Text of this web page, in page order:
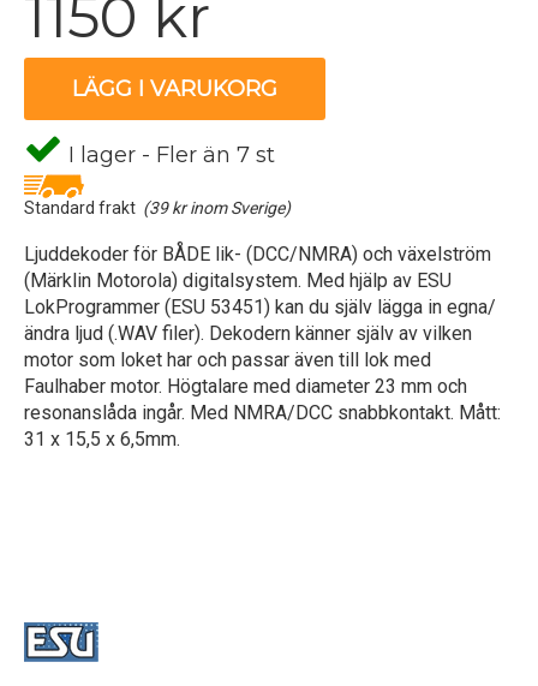
1150 kr
LÄGG I VARUKORG
I lager - Fler än 7 st
Standard frakt (39 kr inom Sverige)
Ljuddekoder för BÅDE lik- (DCC/NMRA) och växelström
(Märklin Motorola) digitalsystem. Med hjälp av ESU
LokProgrammer (ESU 53451) kan du själv lägga in egna/
ändra ljud (.WAV filer). Dekodern känner själv av vilken
motor som loket har och passar även till lok med
Faulhaber motor. Högtalare med diameter 23 mm och
resonanslåda ingår. Med NMRA/DCC snabbkontakt. Mått:
31 x 15,5 x 6,5mm.